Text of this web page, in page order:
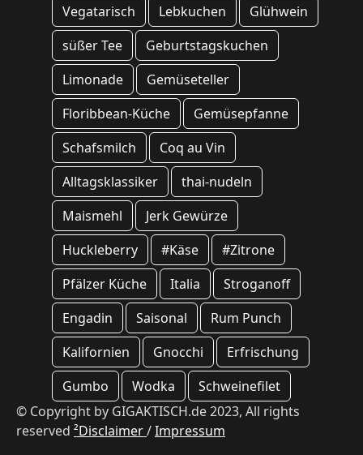
Vegatarisch
Lebkuchen
Glühwein
süßer Tee
Geburtstagskuchen
Limonade
Gemüseteller
Floribbean-Küche
Gemüsepfanne
Schafsmilch
Coq au Vin
Alltagsklassiker
thai-nudeln
Maismehl
Jerk Gewürze
Huckleberry
#Käse
#Zitrone
Pfälzer Küche
Italia
Stroganoff
Engadin
Saisonal
Rum Punch
Kalifornien
Gnocchi
Erfrischung
Gumbo
Wodka
Schweinefilet
© Copyright by GIGAKTISCH.de 2023, All rights
reserved ²Disclaimer/Impressum